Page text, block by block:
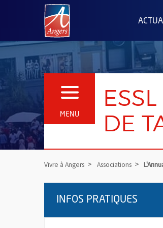
Angers.fr : Retour à l'accueil
MENU
OUVRIR LE MENU
DE
Vivre à Angers Associations
INFOS PRATIQUES